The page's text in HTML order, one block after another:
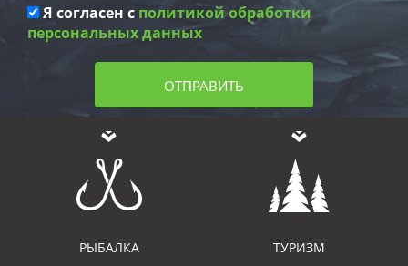
Я согласен с политикой обработки
персональных данных
ОТПРАВИТЬ
РЫБАЛКА ТУРИЗМ